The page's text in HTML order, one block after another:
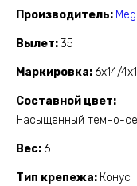
Производитель
Вылет 35
Маркировка 6x14/
Составной цвет
Насыщенный темно-
Вес 6
Тип крепежа Конус